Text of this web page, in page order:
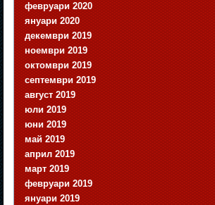
февруари 2020
януари 2020
декември 2019
ноември 2019
октомври 2019
септември 2019
август 2019
юли 2019
юни 2019
май 2019
април 2019
март 2019
февруари 2019
януари 2019